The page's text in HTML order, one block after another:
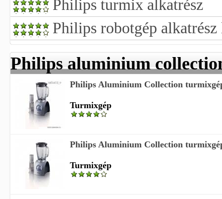
Philips turmix alkatrész
Philips robotgép
Philips aluminium
Philips Aluminium Collection
Turmixgép
Philips Aluminium Collection
Turmixgép